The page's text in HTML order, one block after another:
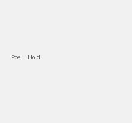
Pos. Hold